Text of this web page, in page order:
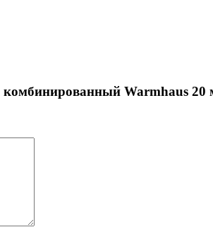
комбинированный Warmhaus 20